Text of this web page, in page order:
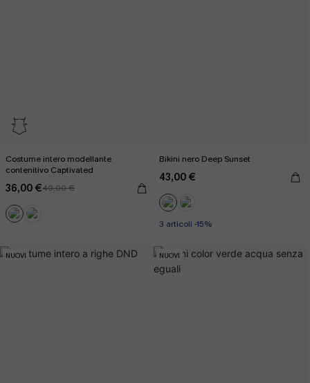
Costume intero modellante
contenitivo Captivated
36,00 €40,00 €
Bikini nero Deep Sunset
43,00 €
3 articoli -15%
NUOVI NUOVI